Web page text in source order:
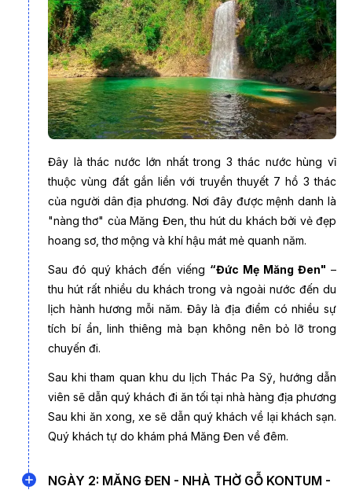
điểm đến thanh bình như hồ Đăk Ke, thác Pa Sỹ hay con
đường hoa sim tím. Đây là nơi lý tưởng để tìm về thiên nhiên,
nghỉ ngơi và thư giãn trọn vẹn.
Hồ Đắk Ke
Đây là thác nước lớn nhất trong 3 thác nước hùng vĩ
thuộc vùng đất gắn liền với truyền thuyết 7 hồ 3 thác
của người dân địa phương. Nơi đây được mệnh danh là
"nàng thơ" của Măng Đen, thu hút du khách bởi vẻ đẹp
hoang sơ, thơ mộng và khí hậu mát mẻ quanh năm.
Sau đó quý khách đến viếng “Đức Mẹ Măng Đen" –
thu hút rất nhiều du khách trong và ngoài nước đến du
lịch hành hương mỗi năm. Đây là địa điểm có nhiều sự
tích bí ẩn, linh thiêng mà bạn không nên bỏ lỡ trong
chuyến đi.
Sau khi tham quan khu du lịch Thác Pa Sỹ, hướng dẫn
viên sẽ dẫn quý khách đi ăn tối tại nhà hàng địa phương
Sau khi ăn xong, xe sẽ dẫn quý khách về lại khách sạn.
Quý khách tự do khám phá Măng Đen về đêm.
NGÀY 2: MĂNG ĐEN - NHÀ THỜ GỖ KONTUM -